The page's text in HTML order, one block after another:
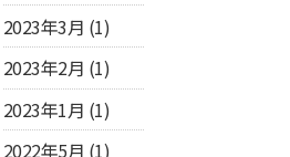
2023年3月 (1)
2023年2月 (1)
2023年1月 (1)
2022年5月 (1)